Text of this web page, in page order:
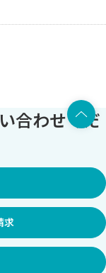
合わせくだ
求